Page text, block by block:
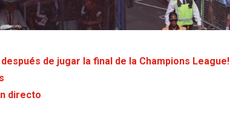
de jugar la final de la Champions League!
directo